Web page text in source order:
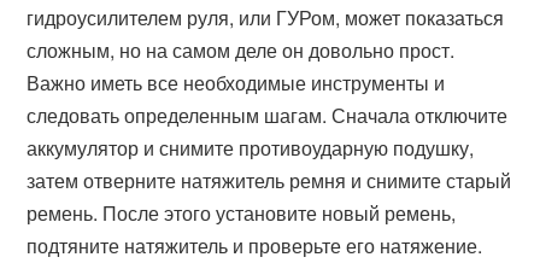
гидроусилителем руля, или ГУРом, может показаться
сложным, но на самом деле он довольно прост.
Важно иметь все необходимые инструменты и
следовать определенным шагам. Сначала отключите
аккумулятор и снимите противоударную подушку,
затем отверните натяжитель ремня и снимите старый
ремень. После этого установите новый ремень,
подтяните натяжитель и проверьте его натяжение.